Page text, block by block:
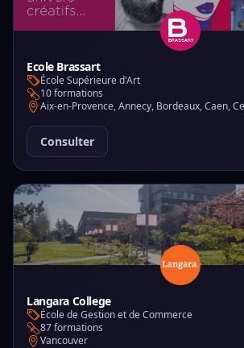
Ecole Brassart
École Supérieure d'Art
10 formations
Consulter
Langara College
École de Gestion et de Commerce
87 formations
Vancouver